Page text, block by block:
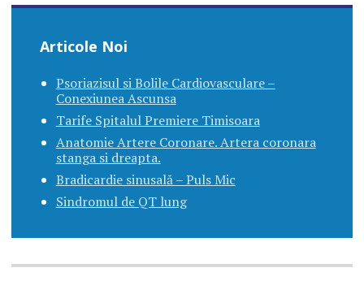
Articole Noi
Psoriazisul si Bolile Cardiovasculare –
Conexiunea Ascunsa
Tarife Spitalul Premiere Timisoara
Anatomie Artere Coronare. Artera coronara
stanga si dreapta.
Bradicardie sinusală – Puls Mic
Sindromul de QT lung